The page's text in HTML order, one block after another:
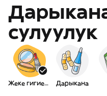
сулуулук
Жеке гигиена Дарыкана